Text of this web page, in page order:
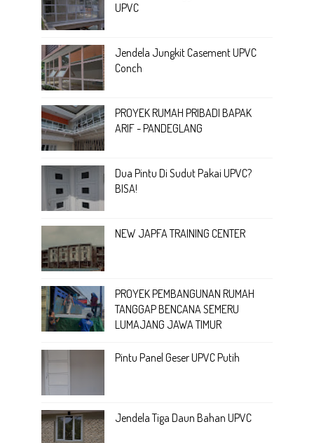
UPVC
Jendela Jungkit Casement UPVC
Conch
PROYEK RUMAH PRIBADI BAPAK
ARIF - PANDEGLANG
Dua Pintu Di Sudut Pakai UPVC?
BISA!
NEW JAPFA TRAINING CENTER
PROYEK PEMBANGUNAN RUMAH
TANGGAP BENCANA SEMERU
LUMAJANG JAWA TIMUR
Pintu Panel Geser UPVC Putih
Jendela Tiga Daun Bahan UPVC